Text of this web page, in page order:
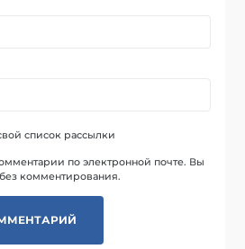
список рассылки
по электронной почте. Вы
без комментирования.